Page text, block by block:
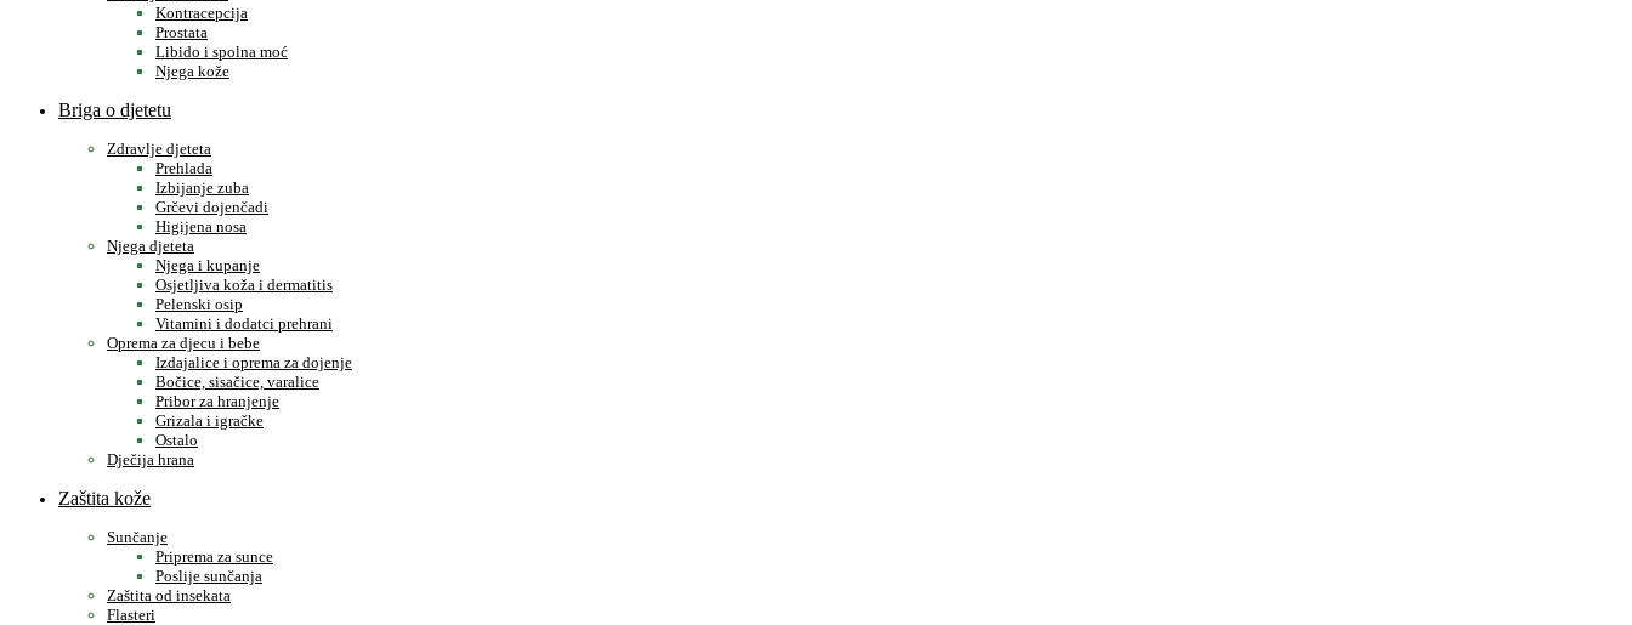
Kontracepcija
Prostata
Libido i spolna moć
Njega kože
Briga o djetetu
Zdravlje djeteta
Prehlada
Izbijanje zuba
Grčevi dojenčadi
Higijena nosa
Njega djeteta
Njega i kupanje
Osjetljiva koža i dermatitis
Pelenski osip
Vitamini i dodatci prehrani
Oprema za djecu i bebe
Izdajalice i oprema za dojenje
Bočice, sisačice, varalice
Pribor za hranjenje
Grizala i igračke
Ostalo
Dječija hrana
Zaštita kože
Sunčanje
Priprema za sunce
Poslije sunčanja
Zaštita od insekata
Flasteri